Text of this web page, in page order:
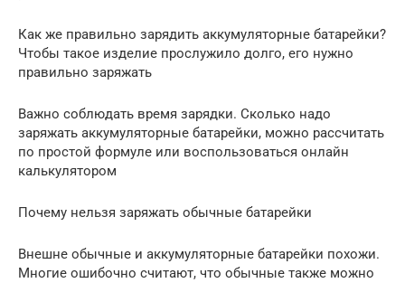
Как же правильно зарядить аккумуляторные батарейки?
Чтобы такое изделие прослужило долго, его нужно
правильно заряжать
Важно соблюдать время зарядки. Сколько надо
заряжать аккумуляторные батарейки, можно рассчитать
по простой формуле или воспользоваться онлайн
калькулятором
Почему нельзя заряжать обычные батарейки
Внешне обычные и аккумуляторные батарейки похожи.
Многие ошибочно считают, что обычные также можно